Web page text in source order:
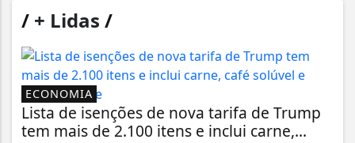
/ + Lidas /
ECONOMIA
Lista de isenções de nova tarifa de Trump
tem mais de 2.100 itens e inclui carne,...